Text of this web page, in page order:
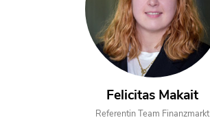
Felicitas Makait
Referentin Team Finanzmarkt